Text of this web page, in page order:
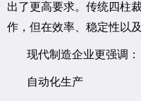
出了更高要求。传统四柱
作，但在效率、稳定性以
现代制造企业更强调：
自动化生产